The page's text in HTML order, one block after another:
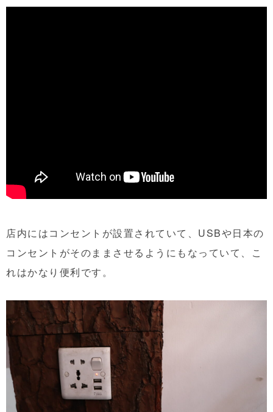
店内にはコンセントが設置されていて、USBや日本の
コンセントがそのままさせるようにもなっていて、こ
れはかなり便利です。